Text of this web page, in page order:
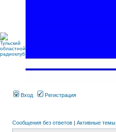
Вход Регистрация
Сообщения без ответов | Активные темы